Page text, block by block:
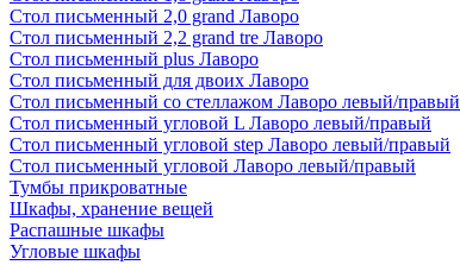
Стол письменный 2,0 grand Лаворо
Стол письменный 2,2 grand tre Лаворо
Стол письменный plus Лаворо
Стол письменный для двоих Лаворо
Стол письменный со стеллажом Лаворо левый/правый
Стол письменный угловой L Лаворо левый/правый
Стол письменный угловой step Лаворо левый/правый
Стол письменный угловой Лаворо левый/правый
Тумбы прикроватные
Шкафы, хранение вещей
Распашные шкафы
Угловые шкафы